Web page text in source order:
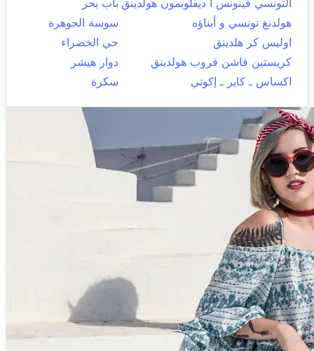
التونسي فينونس ا ديفلوبمون هولدينق باب بحر
هولدنغ تونسي و أبناؤه
سوسة الجوهرة
اوليس كر هلدينق
حي الخضراء
كريستين فاشن قروب هولدينق
دوار هيشر
اكساس ـ كاير ـ إكوتي
سكرة